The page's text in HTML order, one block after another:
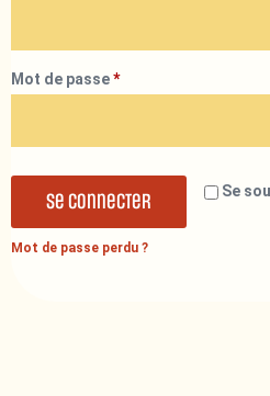
Mot de passe*
Se
Se connecter
Mot de passe perdu ?